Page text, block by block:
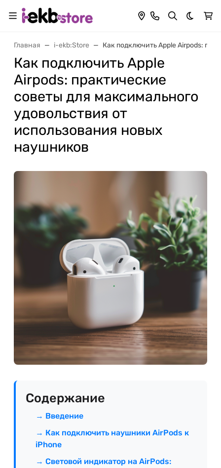
Темная
Главная i-ekb:Store Как подключить Apple Airpods:
Как подключить Apple
Airpods: практические
советы для максимального
удовольствия от
использования новых
наушников
Содержание
→ Введение
→ Как подключить наушники AirPods к
iPhone
→ Световой индикатор на AirPods: